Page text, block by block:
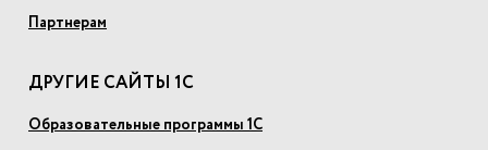
Партнерам
ДРУГИЕ САЙТЫ 1С
Образовательные программы 1С